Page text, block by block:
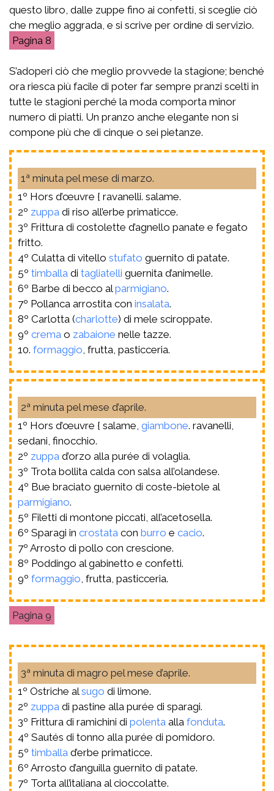
questo libro, dalle zuppe fino ai confetti, si sceglie ciò
che meglio aggrada, e si scrive per ordine di servizio.
8
S’adoperi ciò che meglio provvede la stagione; benché
ora riesca più facile di poter far sempre pranzi scelti in
tutte le stagioni perché la moda comporta minor
numero di piatti. Un pranzo anche elegante non si
compone più che di cinque o sei pietanze.
1ª minuta pel mese di marzo.
1º Hors d’œuvre { ravanelli. salame.
2º zuppa di riso all’erbe primaticce.
3º Frittura di costolette d’agnello panate e fegato
fritto.
4º Culatta di vitello stufato guernito di patate.
5º timballa di tagliatelli guernita d’animelle.
6º Barbe di becco alparmigiano.
7º Pollanca arrostita con insalata.
8º Carlotta (charlotte) di mele sciroppate.
9º crema o zabaione nelle tazze.
10. formaggio , frutta, pasticceria.
2ª minuta pel mese d’aprile.
1º Hors d’œuvre { salame, giambone. ravanelli,
sedani, finocchio.
2º zuppa d’orzo alla purée di volaglia.
3º Trota bollita calda con salsa all’olandese.
4º Bue braciato guernito di coste-bietole al
parmigiano.
5º Filetti di montone piccati, all’acetosella.
6º Sparagi in crostata con burro e cacio.
7º Arrosto di pollo con crescione.
8º Poddingo al gabinetto e confetti.
9º formaggio , frutta, pasticceria.
9
3ª minuta di magro pel mese d’aprile.
1º Ostriche alsugo di limone.
2º zuppa di pastine alla purée di sparagi.
3º Frittura di ramichini di polenta alla fonduta.
4º Sautés di tonno alla purée di pomidoro.
5º timballa d’erbe primaticce.
6º Arrosto d’anguilla guernito di patate.
7º Torta all’italiana al cioccolatte.